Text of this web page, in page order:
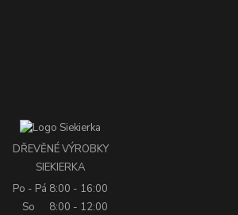
DŘEVĚNÉ VÝROBKY
SIEKIERKA
Po - Pá 8:00 - 16:00
So
8:00 - 12:00